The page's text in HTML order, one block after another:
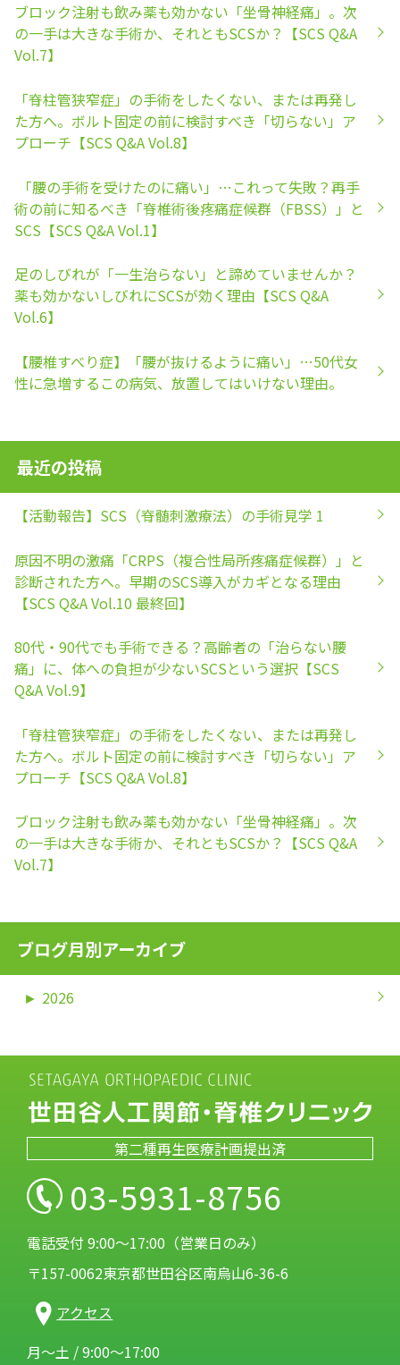
ブロック注射も飲み薬も効かない「坐骨神経痛」。次
の一手は大きな手術か、それともSCSか？【SCS Q&A
Vol.7】
「脊柱管狭窄症」の手術をしたくない、または再発し
た方へ。ボルト固定の前に検討すべき「切らない」ア
プローチ【SCS Q&A Vol.8】
「腰の手術を受けたのに痛い」…これって失敗？再手
術の前に知るべき「脊椎術後疼痛症候群（FBSS）」と
SCS【SCS Q&A Vol.1】
足のしびれが「一生治らない」と諦めていませんか？
薬も効かないしびれにSCSが効く理由【SCS Q&A
Vol.6】
【腰椎すべり症】「腰が抜けるように痛い」…50代女
性に急増するこの病気、放置してはいけない理由。
最近の投稿
【活動報告】SCS（脊髄刺激療法）の手術見学 1
原因不明の激痛「CRPS（複合性局所疼痛症候群）」と
診断された方へ。早期のSCS導入がカギとなる理由
【SCS Q&A Vol.10 最終回】
80代・90代でも手術できる？高齢者の「治らない腰
痛」に、体への負担が少ないSCSという選択【SCS
Q&A Vol.9】
「脊柱管狭窄症」の手術をしたくない、または再発し
た方へ。ボルト固定の前に検討すべき「切らない」ア
プローチ【SCS Q&A Vol.8】
ブロック注射も飲み薬も効かない「坐骨神経痛」。次
の一手は大きな手術か、それともSCSか？【SCS Q&A
Vol.7】
ブログ月別アーカイブ
► 2026
第二種再生医療計画提出済
03-5931-8756
電話受付 9:00～17:00（営業日のみ）
〒157-0062東京都世田谷区南烏山6-36-6
アクセス
月～土 / 9:00～17:00